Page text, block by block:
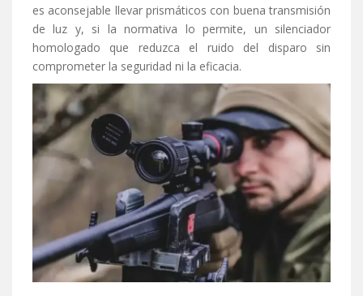
es aconsejable llevar prismáticos con buena transmisión
de luz y, si la normativa lo permite, un silenciador
homologado que reduzca el ruido del disparo sin
comprometer la seguridad ni la eficacia.